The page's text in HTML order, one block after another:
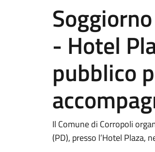
- Hotel
pubblico
Il Comune di Corropoli
(PD), presso l’Hotel Plaza,